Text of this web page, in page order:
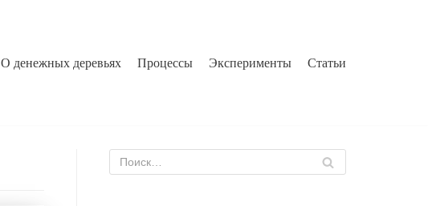
О денежных деревьях Процессы Эксперименты Статьи